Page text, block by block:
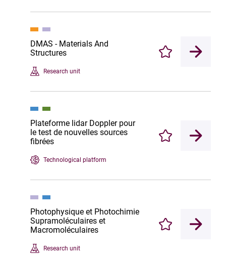
DMAS - Materials And
Structures
Research unit
Enregistrer
Plateforme lidar Doppler pour
le test de nouvelles sources
fibrées
Technological platform
Enregistrer
Photophysique et Photochimie
Supramoléculaires et
Macromoléculaires
Research unit
Enregistrer